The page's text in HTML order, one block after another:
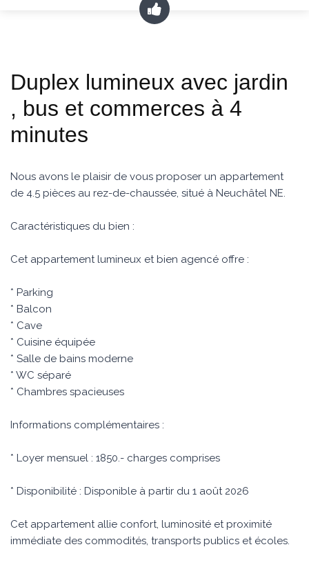
Duplex lumineux avec jardin
, bus et commerces à 4
minutes
Nous avons le plaisir de vous proposer un appartement
de 4.5 pièces au rez-de-chaussée, situé à Neuchâtel NE.
Caractéristiques du bien :
Cet appartement lumineux et bien agencé offre :
* Parking
* Balcon
* Cave
* Cuisine équipée
* Salle de bains moderne
* WC séparé
* Chambres spacieuses
Informations complémentaires :
* Loyer mensuel : 1850.- charges comprises
* Disponibilité : Disponible à partir du 1 août 2026
Cet appartement allie confort, luminosité et proximité
immédiate des commodités, transports publics et écoles.